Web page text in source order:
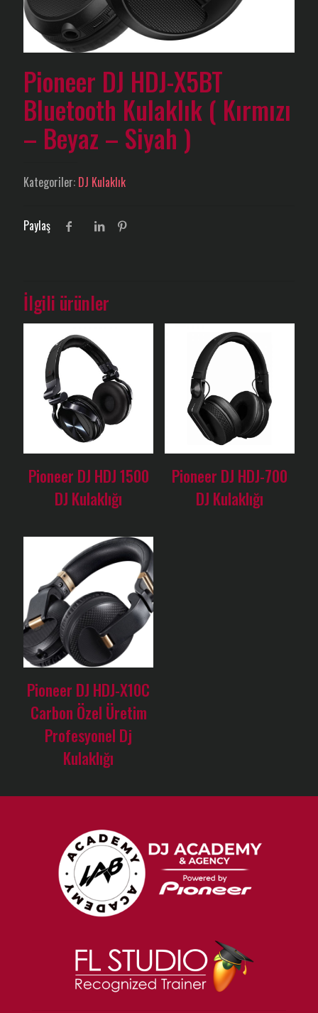
Pioneer DJ HDJ-X5BT
Bluetooth Kulaklık ( Kırmızı
– Beyaz – Siyah )
Kategoriler: DJ Kulaklık
Paylaş
İlgili ürünler
Pioneer DJ HDJ 1500
DJ Kulaklığı
Pioneer DJ HDJ-700
DJ Kulaklığı
Pioneer DJ HDJ-X10C
Carbon Özel Üretim
Profesyonel Dj
Kulaklığı